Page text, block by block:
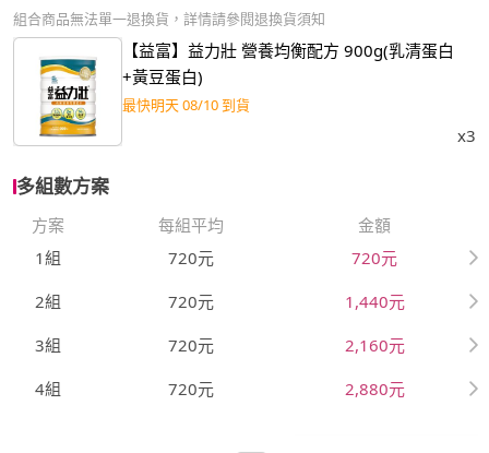
組合商品無法單一退換貨，詳情請參閱退換貨須知
【益富】益力壯 營養均衡配方 900g(乳清蛋白
+黃豆蛋白)
最快明天 08/10 到貨
x3
多組數方案
方案 每組平均
金額
1組
720元
720元
2組
720元
1,440元
3組
720元
2,160元
4組
720元 2,880元